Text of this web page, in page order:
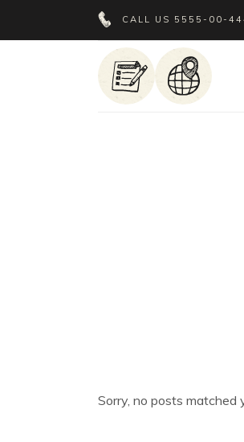
CALL US 5555-00-
Sorry, no posts matched